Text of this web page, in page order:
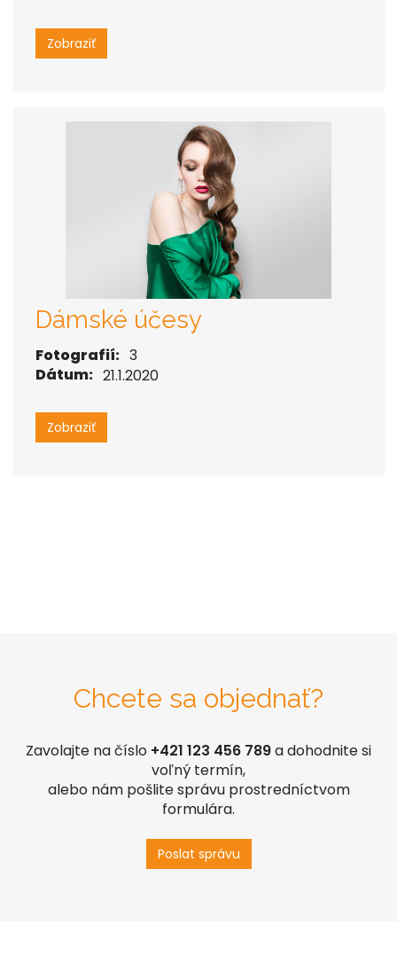
Zobraziť
Dámské účesy
Fotografií: 3
Dátum: 21.1.2020
Zobraziť
Chcete sa objednať?
Zavolajte na číslo +421 123 456 789a dohodnite si
voľný termín,
alebo nám pošlite správu prostredníctvom
formulára.
Poslat správu